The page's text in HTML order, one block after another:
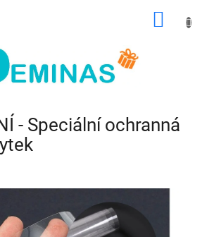
- Speciální ochranná